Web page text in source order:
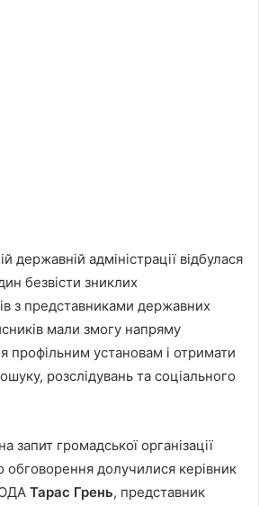
державній адміністрації відбулася
безвісти зниклих
з представниками державних
мали змогу напряму
профільним установам і отримати
розслідувань та соціального
запит громадської організації
обговорення долучилися керівник
ОДА Тарас Грень, представник